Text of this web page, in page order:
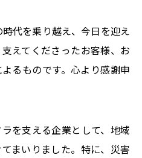
代を乗り越え、今日を迎え
えてくださったお客様、お
るものです。心より感謝申
を支える企業として、地域
まいりました。特に、災害